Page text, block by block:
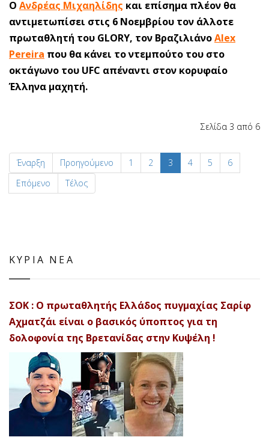
Ο Ανδρέας Μιχαηλίδης και επίσημα πλέον θα
αντιμετωπίσει στις 6 Νοεμβρίου τον άλλοτε
πρωταθλητή του GLORY, τον ΒραζιλιάνοAlex
Pereira που θα κάνει το ντεμπούτο του στο
οκτάγωνο του UFC απέναντι στον κορυφαίο
Έλληνα μαχητή.
Σελίδα 3 από 6
Έναρξη Προηγούμενο 1 2 3 4 5
6
Επόμενο
Τέλος
ΚΥΡΙΑ ΝΕΑ
ΣΟΚ : Ο πρωταθλητής Ελλάδος πυγμαχίας Σαρίφ
Αχματζάι είναι ο βασικός ύποπτος για τη
δολοφονία της Βρετανίδας στην Κυψέλη !